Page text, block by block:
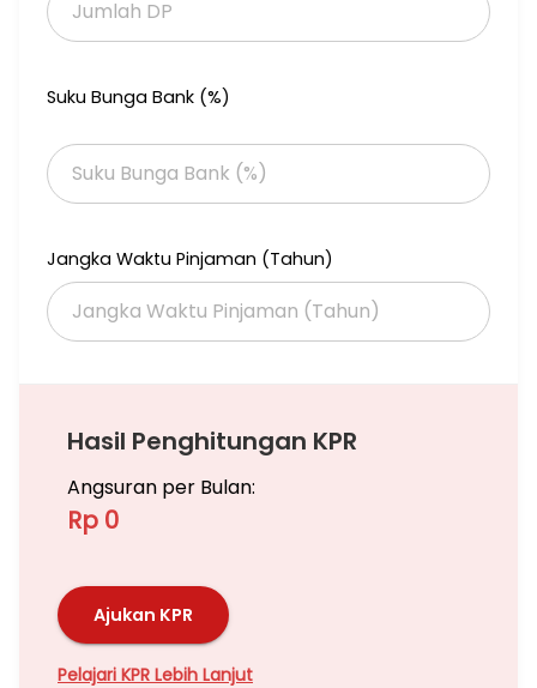
Suku Bunga Bank (%)
Jangka Waktu Pinjaman (Tahun)
Hasil Penghitungan KPR
Angsuran per Bulan:
Rp 0
Ajukan KPR
Pelajari KPR Lebih Lanjut